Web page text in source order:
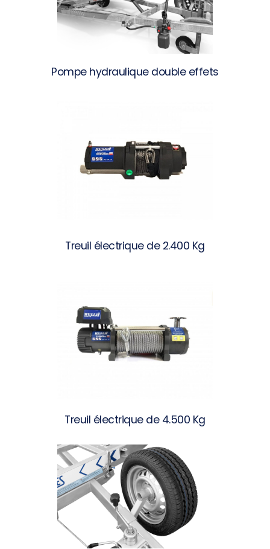
Pompe hydraulique double effets
Treuil électrique de 2.400 Kg
Treuil électrique de 4.500 Kg